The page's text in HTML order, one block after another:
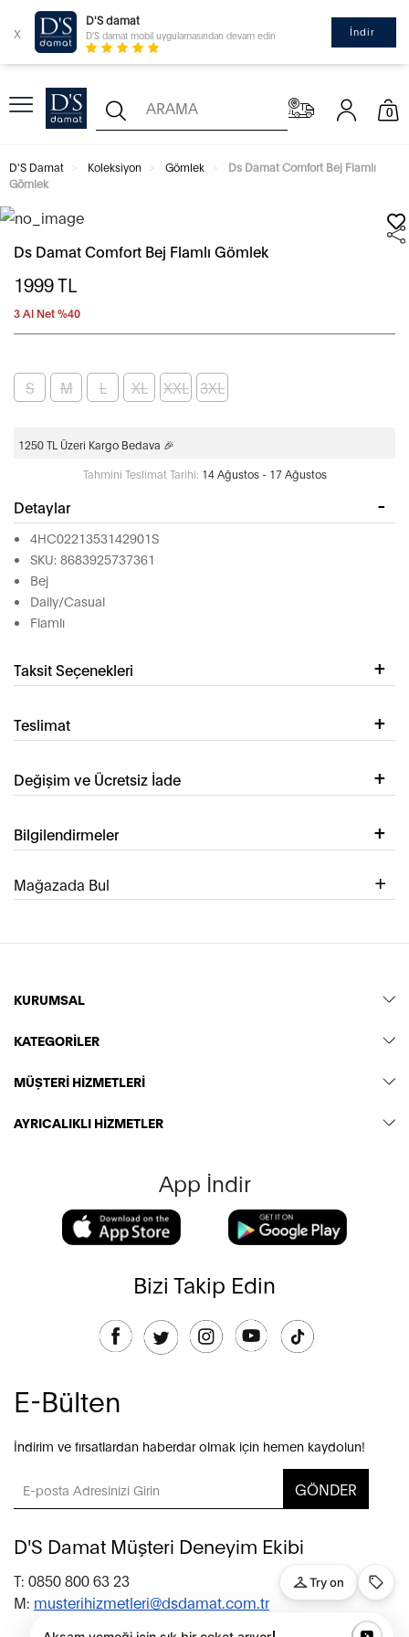
x
D'S damat
D'S damat mobil uygulamasından devam edin İndir
0
D'S Damat Koleksiyon Gömlek
Ds Damat Comfort Bej Flamlı
Gömlek
Ds Damat Comfort Bej Flamlı Gömlek
1999TL
3 Al Net %40
S M L XL XXL 3XL
1250 TL Üzeri Kargo Bedava 🎉
Tahmini Teslimat Tarihi: 14 Ağustos - 17 Ağustos
Detaylar
4HC0221353142901S
SKU: 8683925737361
Bej
Daily/Casual
Flamlı
Taksit Seçenekleri
Teslimat
Değişim ve Ücretsiz İade
Bilgilendirmeler
Mağazada Bul
KURUMSAL
KATEGORİLER
MÜŞTERİ HİZMETLERİ
AYRICALIKLI HİZMETLER
App İndir
Bizi Takip Edin
E-Bülten
İndirim ve fırsatlardan haberdar olmak için hemen kaydolun!
GÖNDER
D'S Damat Müşteri Deneyim Ekibi
T: 0850 800 63 23
M: musterihizmetleri@dsdamat.com.tr